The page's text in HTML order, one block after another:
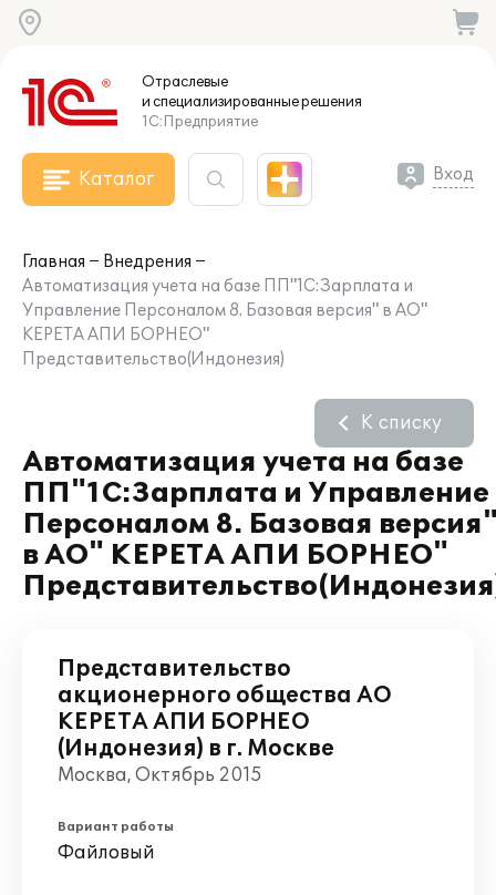
Отраслевые
и специализированныерешения
1С:Предприятие
Каталог Вход
Главная
Внедрения
Автоматизация учета на базе ПП"1С:Зарплата и
Управление Персоналом 8. Базовая версия" в АО"
КЕРЕТА АПИ БОРНЕО"
Представительство(Индонезия)
Автоматизация учета на базе
ПП"1С:Зарплата и Управление
Персоналом 8. Базовая
в АО" КЕРЕТА АПИ БОРНЕО"
К списку
Представительство
акционерного общества АО
КЕРЕТА АПИ БОРНЕО
(Индонезия) в г. Москве
Москва, Октябрь 2015
Вариант работы
Файловый